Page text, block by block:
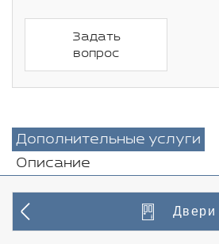
Задать
вопрос
Дополнительные услуги
Описание
Двери